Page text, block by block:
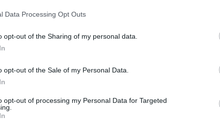
Data Processing Opt Outs
opt-out of the Sharing of my personal data.
opt-out of the Sale of my Personal Data.
opt-out of processing my Personal Data for Targeted
darbais arba bauda, arba laisvės apribojimu, arba